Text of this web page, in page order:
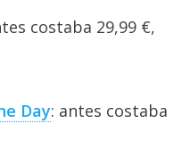
costaba 29,99 €,
Day: antes costaba